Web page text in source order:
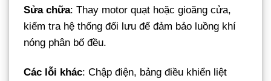
Sửa chữa: Thay motor quạt hoặc gioăng cửa,
kiểm tra hệ thống đối lưu để đảm bảo luồng khí
nóng phân bố đều.
Các lỗi khác: Chập điện, bảng điều khiển liệt